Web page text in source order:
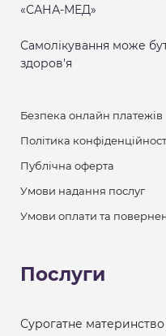
«САНА-МЕД»
Самолікування може
здоров'я
Безпека онлайн платежів
Політика
Публічна оферта
Умови надання послуг
Умови оплати та
Послуги
Сурогатне материнство